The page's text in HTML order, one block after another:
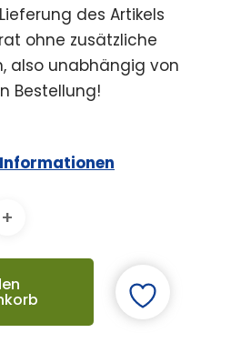
des Artikels
ohne zusätzliche
also unabhängig von
Bestellung!